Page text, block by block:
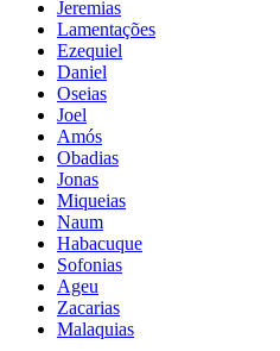
Jeremias
Lamentações
Ezequiel
Daniel
Oseias
Joel
Amós
Obadias
Jonas
Miqueias
Naum
Habacuque
Sofonias
Ageu
Zacarias
Malaquias